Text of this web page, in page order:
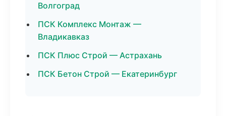
Волгоград
ПСК Комплекс Монтаж —
Владикавказ
ПСК Плюс Строй — Астрахань
ПСК Бетон Строй — Екатеринбург